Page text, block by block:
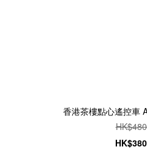
香港茶樓點心遙控車